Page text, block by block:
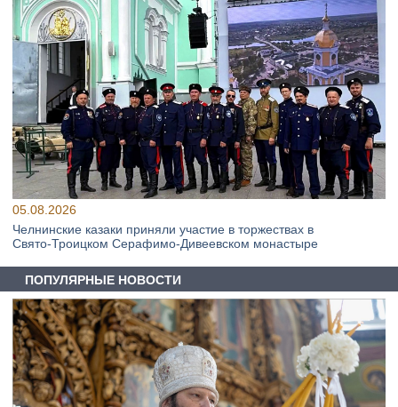
05.08.2026
Челнинские казаки приняли участие в торжествах в
Свято‑Троицком Серафимо‑Дивеевском монастыре
ПОПУЛЯРНЫЕ НОВОСТИ